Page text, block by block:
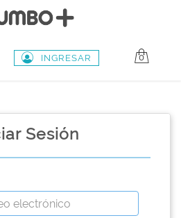
INGRESAR 0
Sesión